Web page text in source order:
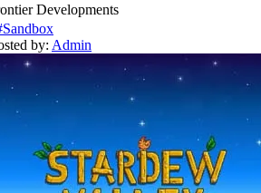
Developments
by: Admin